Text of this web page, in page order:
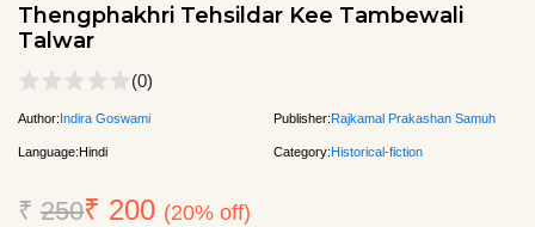
Thengphakhri Tehsildar Kee Tambewali
Talwar
(0)
Author:Indira Goswami Publisher:Rajkamal Prakashan Samuh
Language:Hindi Category:Historical-fiction
₹ 250₹ 200 (20% off)